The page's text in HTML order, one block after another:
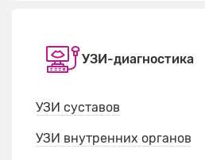
УЗИ-диагностика
УЗИ суставов
УЗИ внутренних органов